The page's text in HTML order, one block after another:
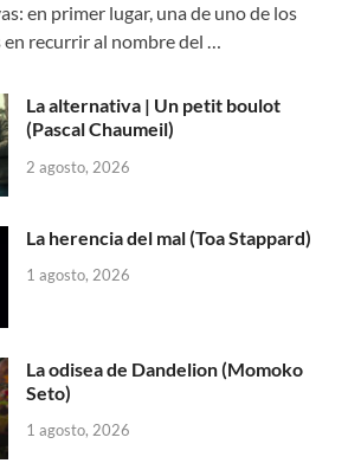
en primer lugar, una de uno de los
recurrir al nombre del …
La alternativa | Un petit boulot
(Pascal Chaumeil)
2 agosto, 2026
La herencia del mal (Toa Stappard)
1 agosto, 2026
La odisea de Dandelion (Momoko
Seto)
1 agosto, 2026